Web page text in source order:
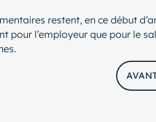
restent, en ce début
pour l’employeur que pour le